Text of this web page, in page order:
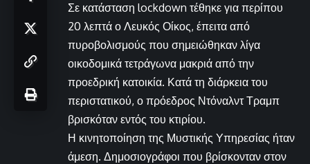
Σε κατάσταση lockdown τέθηκε για περίπου
20 λεπτά ο Λευκός Οίκος, έπειτα από
πυροβολισμούς που σημειώθηκαν λίγα
οικοδομικά τετράγωνα μακριά από την
προεδρική κατοικία. Κατά τη διάρκεια του
περιστατικού, ο πρόεδρος Ντόναλντ Τραμπ
βρισκόταν εντός του κτιρίου.
Η κινητοποίηση της Μυστικής Υπηρεσίας ήταν
άμεση. Δημοσιογράφοι που βρίσκονταν στον